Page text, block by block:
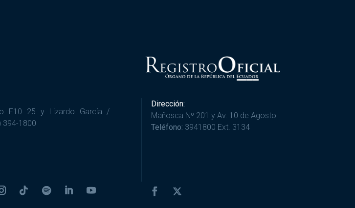
E10 25 y Lizardo García /
394-1800
Dirección:
Mañosca Nº 201 y Av. 10 de Agosto
Teléfono: 3941800 Ext. 3134